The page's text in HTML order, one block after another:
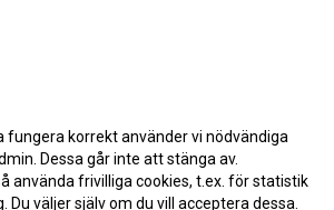
fungera korrekt använder vi nödvändiga
Dessa går inte att stänga av.
använda frivilliga cookies, t.ex. för statistik
väljer själv om du vill acceptera dessa.